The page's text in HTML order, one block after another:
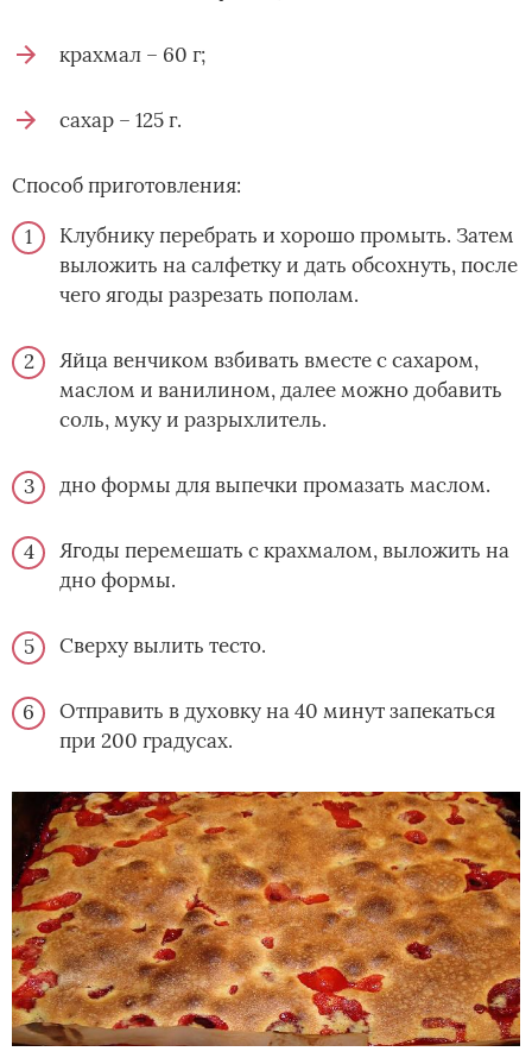
крахмал – 60 г;
сахар – 125 г.
Способ приготовления:
Клубнику перебрать и хорошо промыть. Затем
выложить на салфетку и дать обсохнуть, после
чего ягоды разрезать пополам.
Яйца венчиком взбивать вместе с сахаром,
маслом и ванилином, далее можно добавить
соль, муку и разрыхлитель.
дно формы для выпечки промазать маслом.
Ягоды перемешать с крахмалом, выложить на
дно формы.
Сверху вылить тесто.
Отправить в духовку на 40 минут запекаться
при 200 градусах.